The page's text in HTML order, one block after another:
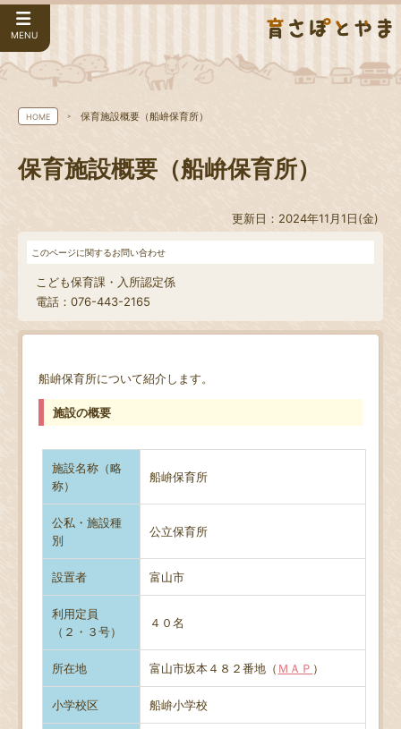
MENU
HOME 保育施設概要（船峅保育所）
保育施設概要（船峅保育所）
更新日：2024年11月1日(金)
このページに関するお問い合わせ
こども保育課・入所認定係
電話：076-443-2165
船峅保育所について紹介します。
施設の概要
施設名称（略
称）
船峅保育所
公私・施設種
別
公立保育所
設置者 富山市
利用定員
（２・３号）
４０名
所在地 富山市坂本４８２番地（ ＭＡＰ ）
小学校区 船峅小学校